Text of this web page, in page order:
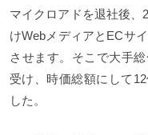
マイクロアドを退社後、
けWebメディアとECサ
させます。そこで大手
受け、時価総額にして
した。